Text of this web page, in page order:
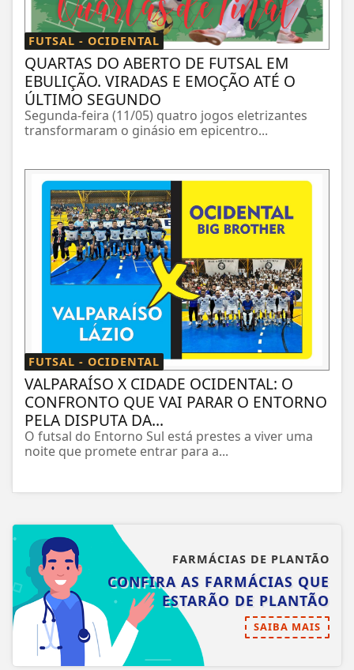
FUTSAL - OCIDENTAL
QUARTAS DO ABERTO DE FUTSAL EM
EBULIÇÃO. VIRADAS E EMOÇÃO ATÉ O
ÚLTIMO SEGUNDO
Segunda-feira (11/05) quatro jogos eletrizantes
transformaram o ginásio em epicentro...
FUTSAL - OCIDENTAL
VALPARAÍSO X CIDADE OCIDENTAL: O
CONFRONTO QUE VAI PARAR O ENTORNO
PELA DISPUTA DA...
O futsal do Entorno Sul está prestes a viver uma
noite que promete entrar para a...
FARMÁCIAS DE PLANTÃO
CONFIRA AS FARMÁCIAS QUE
ESTARÃO DE PLANTÃO
SAIBA MAIS